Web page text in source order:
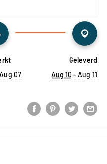
07
Geleverd
Aug 10 - Aug 11